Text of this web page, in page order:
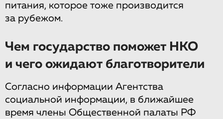
питания, которое тоже производится
за рубежом.
Чем государство поможет НКО
и чего ожидают благотворители
Согласно информации Агентства
социальной информации, в ближайшее
время члены Общественной палаты РФ